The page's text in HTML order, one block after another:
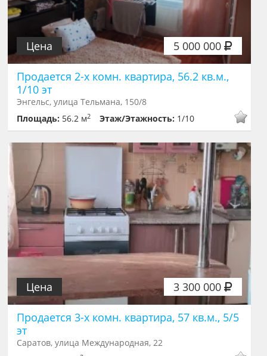
5 000 000
Цена
Продается 2-х комн. квартира, 56.2 кв.м.,
1/10 эт
Энгельс, улица Тельмана, 150/8
Площадь: 56.2 м2 Этаж/Этажность: 1/10
3 300 000
Цена
Продается 3-х комн. квартира, 57 кв.м., 5/5
эт
Саратов, улица Международная, 22